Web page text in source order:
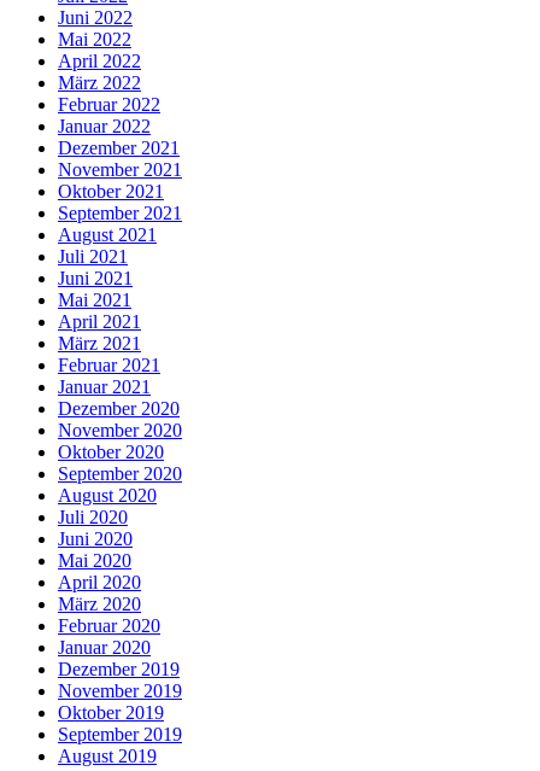
Juni 2022
Mai 2022
April 2022
März 2022
Februar 2022
Januar 2022
Dezember 2021
November 2021
Oktober 2021
September 2021
August 2021
Juli 2021
Juni 2021
Mai 2021
April 2021
März 2021
Februar 2021
Januar 2021
Dezember 2020
November 2020
Oktober 2020
September 2020
August 2020
Juli 2020
Juni 2020
Mai 2020
April 2020
März 2020
Februar 2020
Januar 2020
Dezember 2019
November 2019
Oktober 2019
September 2019
August 2019